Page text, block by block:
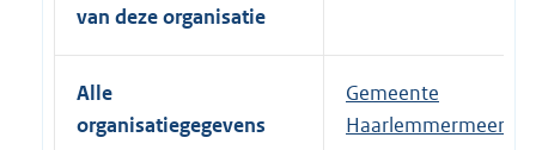
i
n
van deze organisatie
Alle
organisatiegegevens
Gemeente
Haarlemmermeer